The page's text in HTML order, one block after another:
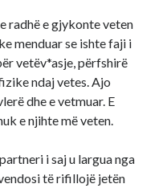
radhë e gjykonte veten
menduar se ishte faji i
vetëv*asje, përfshirë
ndaj vetes. Ajo
dhe e vetmuar. E
e njihte më veten.
i saj u largua nga
të rifillojë jetën